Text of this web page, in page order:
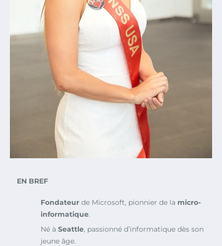
EN BREF
Fondateur de Microsoft, pionnier de la micro-
informatique.
Né à Seattle, passionné d’informatique dès son
jeune âge.